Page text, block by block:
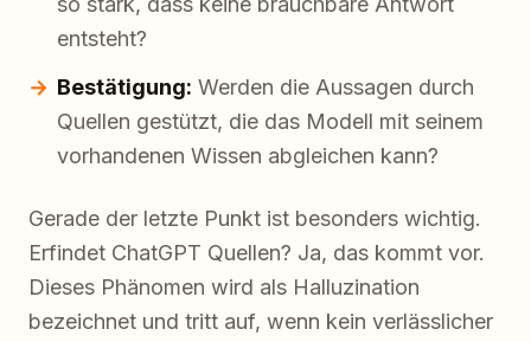
entsteht?
Bestätigung: Werden die Aussagen durch
Quellen gestützt, die das Modell mit seinem
vorhandenen Wissen abgleichen kann?
Gerade der letzte Punkt ist besonders wichtig.
Erfindet ChatGPT Quellen? Ja, das kommt vor.
Dieses Phänomen wird als Halluzination
bezeichnet und tritt auf, wenn kein verlässlicher